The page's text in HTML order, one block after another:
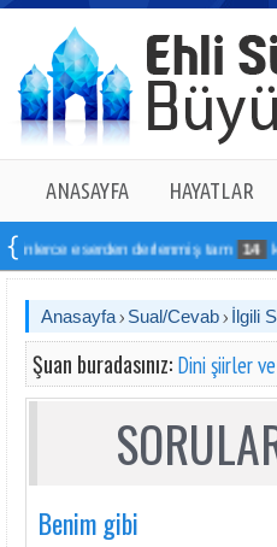
ANASAYFA HAYATLAR
eserden derlenmiş tam 14
Anasayfa Sual/Cevab İlgili
Şuan buradasınız: Dini şiirler
Benim gibi